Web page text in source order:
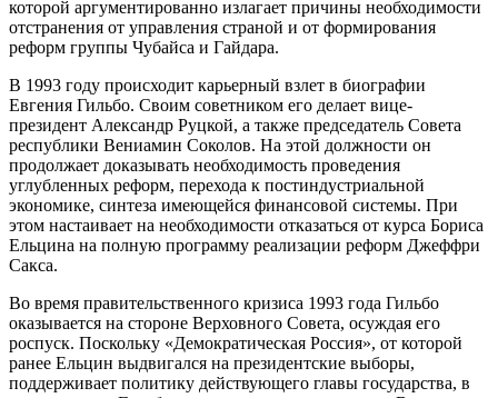
которой аргументированно излагает причины необходимости
отстранения от управления страной и от формирования
реформ группы Чубайса и Гайдара.
В 1993 году происходит карьерный взлет в биографии
Евгения Гильбо. Своим советником его делает вице-
президент Александр Руцкой, а также председатель Совета
республики Вениамин Соколов. На этой должности он
продолжает доказывать необходимость проведения
углубленных реформ, перехода к постиндустриальной
экономике, синтеза имеющейся финансовой системы. При
этом настаивает на необходимости отказаться от курса Бориса
Ельцина на полную программу реализации реформ Джеффри
Сакса.
Во время правительственного кризиса 1993 года Гильбо
оказывается на стороне Верховного Совета, осуждая его
роспуск. Поскольку «Демократическая Россия», от которой
ранее Ельцин выдвигался на президентские выборы,
поддерживает политику действующего главы государства, в